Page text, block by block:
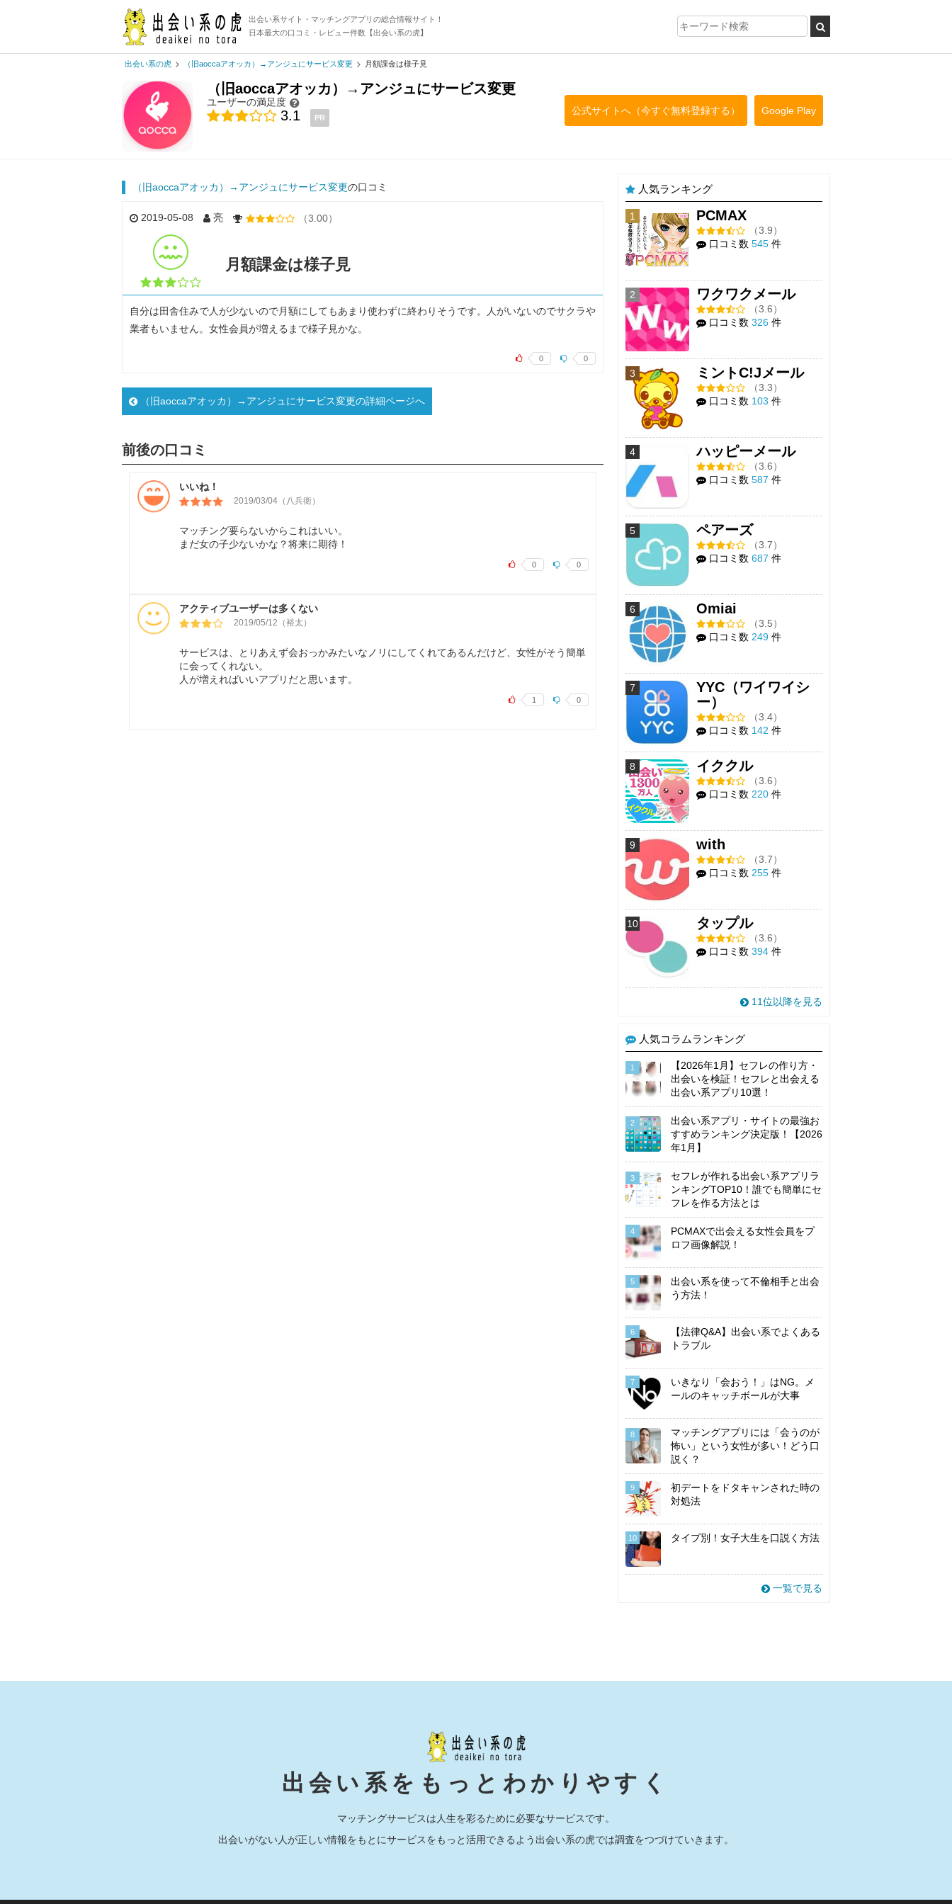
出会い系サイト・マッチングアプリの総合情報サイト！
日本最大の口コミ・レビュー件数【出会い系の虎】
出会い系の虎 （旧aoccaアオッカ）→アンジュにサービス変更 月額課金は様子見
（旧aoccaアオッカ）→アンジュにサービス変更
ユーザーの満足度
3.1 PR
公式サイトへ（今すぐ無料登録する） Google Play
（旧aoccaアオッカ）→アンジュにサービス変更の口コミ
2019-05-08 亮 （3.00）
月額課金は様子見
自分は田舎住みで人が少ないので月額にしてもあまり使わずに終わりそうです。人がいないのでサクラや
業者もいません。女性会員が増えるまで様子見かな。
0 0
（旧aoccaアオッカ）→アンジュにサービス変更の詳細ページへ
前後の口コミ
いいね！
2019/03/04（八兵衛）
マッチング要らないからこれはいい。
まだ女の子少ないかな？将来に期待！
0 0
アクティブユーザーは多くない
2019/05/12（裕太）
サービスは、とりあえず会おっかみたいなノリにしてくれてあるんだけど、女性がそう簡単
に会ってくれない。
人が増えればいいアプリだと思います。
1 0
人気ランキング
1 PCMAX
（3.9）
口コミ数 545 件
2 ワクワクメール
（3.6）
口コミ数 326 件
3 ミントC!Jメール
（3.3）
口コミ数 103 件
4 ハッピーメール
（3.6）
口コミ数 587 件
5 ペアーズ
（3.7）
口コミ数 687 件
6 Omiai
（3.5）
口コミ数 249 件
7
YYC（ワイワイシ
ー）
（3.4）
口コミ数 142 件
8 イククル
（3.6）
口コミ数 220 件
9 with
（3.7）
口コミ数 255 件
10 タップル
（3.6）
口コミ数 394 件
11位以降を見る
人気コラムランキング
1
【2026年1月】セフレの作り方・
出会いを検証！セフレと出会える
出会い系アプリ10選！
2
出会い系アプリ・サイトの最強お
すすめランキング決定版！【2026
年1月】
3
セフレが作れる出会い系アプリラ
ンキングTOP10！誰でも簡単にセ
フレを作る方法とは
4
PCMAXで出会える女性会員をプ
ロフ画像解説！
5
出会い系を使って不倫相手と出会
う方法！
6
【法律Q&A】出会い系でよくある
トラブル
7
いきなり「会おう！」はNG。メ
ールのキャッチボールが大事
8
マッチングアプリには「会うのが
怖い」という女性が多い！どう口
説く？
9
初デートをドタキャンされた時の
対処法
10 タイプ別！女子大生を口説く方法
一覧で見る
出会い系をもっとわかりやすく
マッチングサービスは人生を彩るために必要なサービスです。
出会いがない人が正しい情報をもとにサービスをもっと活用できるよう出会い系の虎では調査をつづけていきます。